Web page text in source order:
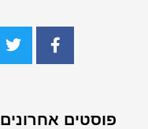
פוסטים אחרונים